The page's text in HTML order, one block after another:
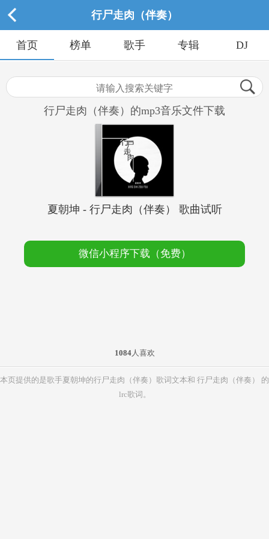
行尸走肉（伴奏）
首页 榜单 歌手 专辑 DJ
行尸走肉（伴奏）的mp3音乐文件下载
夏朝坤 - 行尸走肉（伴奏） 歌曲试听
微信小程序下载（免费）
1084人喜欢
本页提供的是歌手夏朝坤的行尸走肉（伴奏）歌词文本和 行尸走肉（伴奏） 的
lrc歌词。